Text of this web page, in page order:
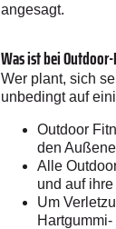
angesagt.
Was ist bei
Wer plant, sich
unbedingt auf
Outdoor
den
Alle
und auf
Um